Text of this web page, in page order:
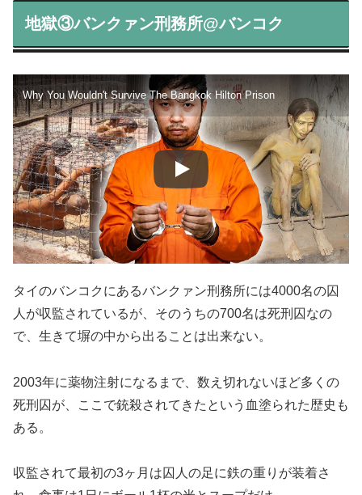
地獄③バンクァン刑務所@バンコク
Why You Wouldn't Survive The Bangkok Hilton Prison
タイのバンコクにあるバンクァン刑務所には4000名の囚
人が収監されているが、そのうちの700名は死刑囚なの
で、生きて塀の中から出ることは出来ない。
2003年に薬物注射になるまで、数え切れないほど多くの
死刑囚が、ここで銃殺されてきたという血塗られた歴史も
ある。
収監されて最初の3ヶ月は囚人の足に鉄の重りが装着さ